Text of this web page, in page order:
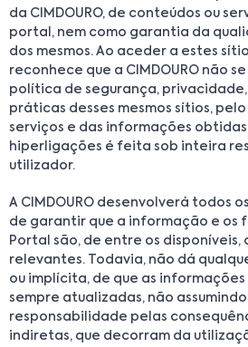
da CIMDOURO, de conteúdos ou
portal, nem como garantia da
dos mesmos. Ao aceder a estes
reconhece que a CIMDOURO não
política de segurança,
práticas desses mesmos sítios,
serviços e das informações
hiperligações é feita sob inteira
utilizador.
A CIMDOURO desenvolverá todos
de garantir que a informação e os
Portal são, de entre os disponíveis,
relevantes. Todavia, não dá
ou implícita, de que as
sempre atualizadas, não
responsabilidade pelas
indiretas, que decorram da